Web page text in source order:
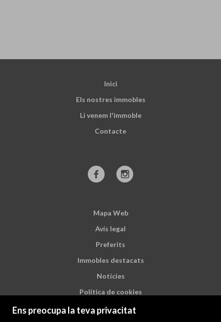
Ens preocupa la teva privacitat
Inici
Els nostres immobles
Li venem l'immoble
Contacte
Mapa Web
Avís legal
Preferits
Immobles destacats
Notícies
Política de cookies